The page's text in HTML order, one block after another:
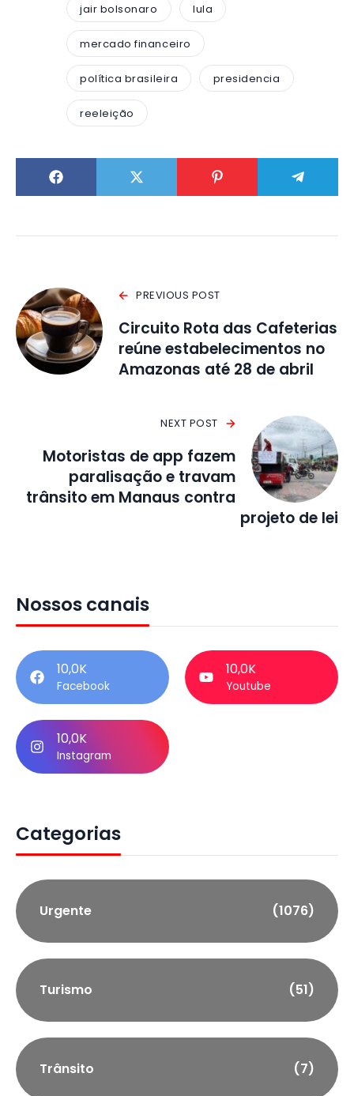
jair bolsonaro lula
mercado financeiro
política brasileira presidencia
reeleição
PREVIOUS POST
Circuito Rota das Cafeterias
reúne estabelecimentos no
Amazonas até 28 de abril
NEXT POST
Motoristas de app fazem
paralisação e travam
trânsito em Manaus contra
projeto de lei
Nossos canais
10,0K
Facebook
10,0K
Youtube
10,0K
Instagram
Categorias
Urgente (1076)
Turismo (51)
Trânsito (7)